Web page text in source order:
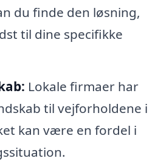
du finde den løsning,
til dine specifikke
Lokale firmaer har
til vejforholdene i
kan være en fordel i